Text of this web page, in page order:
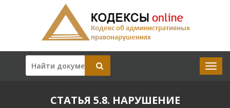
СТАТЬЯ 5.8. НАРУШЕНИЕ